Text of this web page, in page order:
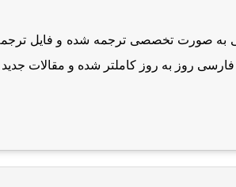
به صورت تخصصی ترجمه شده و فایل
فارسی روز به روز کاملتر شده و مقالات